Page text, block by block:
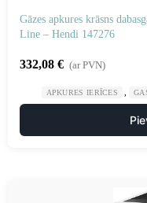
Gāzes apkures krāsns
Line – Hendi 147276
332,08 € (ar PVN)
APKURES IERĪCES